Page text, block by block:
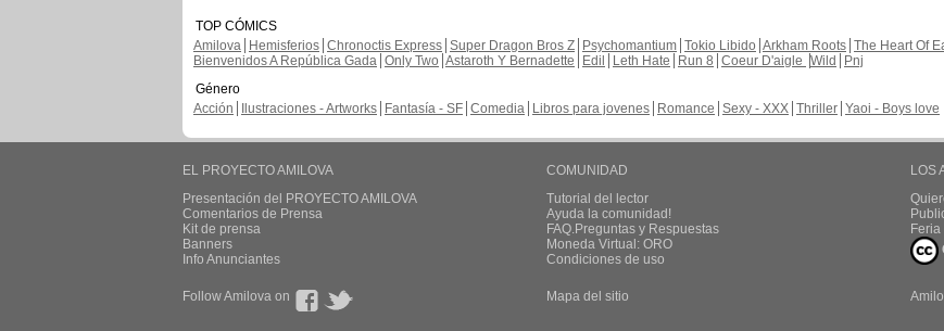
TOP CÓMICS
Amilova
Hemisferios Chronoctis Express Super Dragon Bros Z Psychomantium Tokio Libido Arkham Roots The Heart Of
Bienvenidos A República Gada Only Two Astaroth Y Bernadette Edil Leth Hate Run 8 Coeur D'aigle Wild
Pnj
Género
Acción
Ilustraciones - Artworks Fantasía - SF Comedia Libros para jovenes Romance Sexy - XXX Thriller Yaoi - Boys love
EL PROYECTO AMILOVA
Presentación del PROYECTO AMILOVA
Comentarios de Prensa
Kit de prensa
Banners
Info Anunciantes
COMUNIDAD
Tutorial del lector
Ayuda la comunidad!
FAQ.Preguntas y Respuestas
Moneda Virtual: ORO
Condiciones de uso
LOS
Follow Amilova on Mapa del sitio